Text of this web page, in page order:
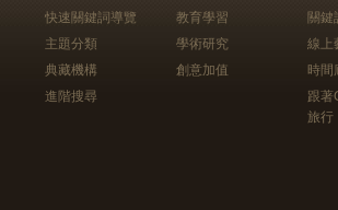
快速關鍵詞導覽
主題分類
典藏機構
進階搜尋
教育學習
學術研究
創意加值
關鍵
線上
時間
跟
旅行